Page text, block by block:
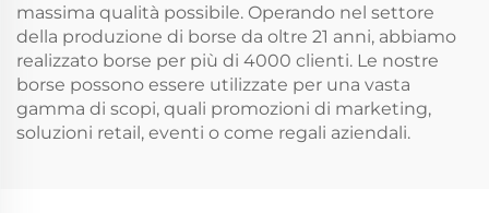
massima qualità possibile. Operando nel settore
della produzione di borse da oltre 21 anni, abbiamo
realizzato borse per più di 4000 clienti. Le nostre
borse possono essere utilizzate per una vasta
gamma di scopi, quali promozioni di marketing,
soluzioni retail, eventi o come regali aziendali.